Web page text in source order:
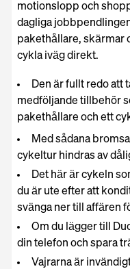
motionslopp och
dagliga
pakethållare, skärmar
cykla iväg direkt.
Den är fullt redo att
medföljande tillbehör
pakethållare och ett
Med sådana
cykeltur hindras av
Det här är cykeln
du är ute efter att
svänga ner till affären
Om du lägger till
din telefon och spara
Vajrarna är